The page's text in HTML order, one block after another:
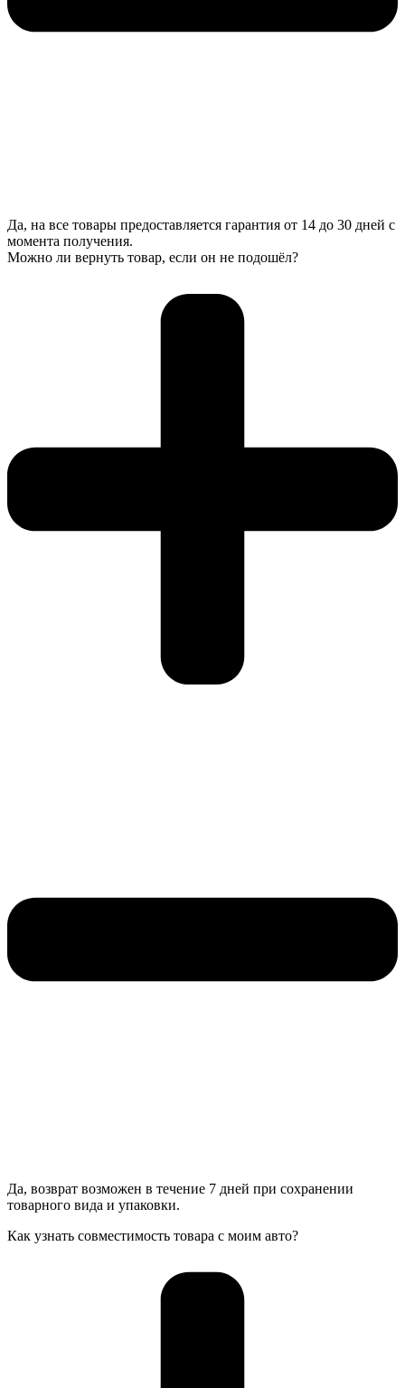
Да, на все товары предоставляется гарантия от 14 до 30 дней с
момента получения.
Можно ли вернуть товар, если он не подошёл?
Да, возврат возможен в течение 7 дней при сохранении
товарного вида и упаковки.
Как узнать совместимость товара с моим авто?